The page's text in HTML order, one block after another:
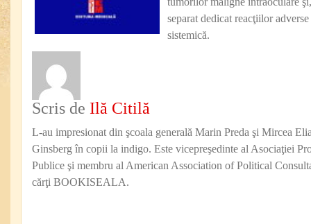
separat dedicat reacţiilor
sistemică.
Scris de Ilă Citilă
L-au impresionat din şcoala generală Marin Preda şi Mircea
Ginsberg în copii la indigo. Este vicepreşedinte al Asociaţiei
Publice şi membru al American Association of Political
cărţi BOOKISEALA.